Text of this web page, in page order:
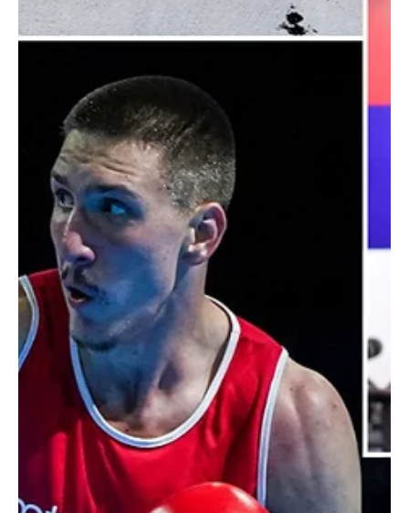
2 min read
Istaknuto
TOMAŠEVIĆ: Borovčanin je uradio za
srpski boks više nego svi zajedno za 50
godina!
Obilazeći Regionalni bokserski centar u Loznici - Dejan Tomašević,